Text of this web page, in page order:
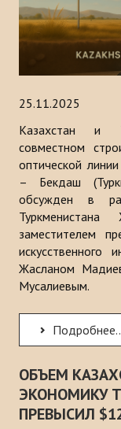
НОВОСТИ
Казакстан
Кыргызстан
Турция
Узбекистан
Азербайджан
Туркменистан
ПУБЛИКАЦИИ
Доклады
Книги
25.11.2025
Казахстан и
совместном
оптической
– Бекдаш
обсужден в
заместителем
искусственного
Жасланом
Мусалиевым.
ОБЪЕМ
ЭКОНОМИКУ
ПРЕВЫСИЛ